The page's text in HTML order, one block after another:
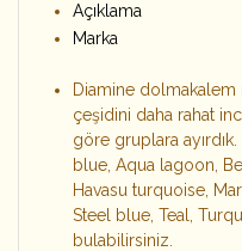
Açıklama
Marka
Diamine dolmakalem
çeşidini daha rahat
göre gruplara
blue, Aqua lagoon,
Havasu turquoise,
Steel blue, Teal,
bulabilirsiniz.